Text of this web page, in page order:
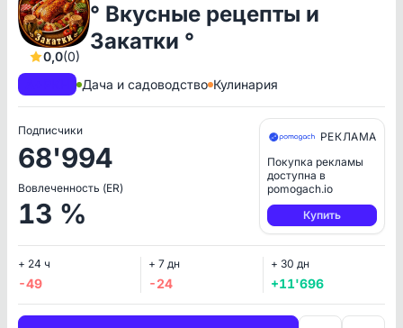
0,0(0)
° Вкусные рецепты и
Закатки °
Дача и садоводство Кулинария
Подписчики
68'994
Вовлеченность (ER)
13 %
РЕКЛАМА
Покупка рекламы
доступна в
pomogach.io
Купить
+ 24 ч
-49
+ 7 дн
-24
+ 30 дн
+11'696